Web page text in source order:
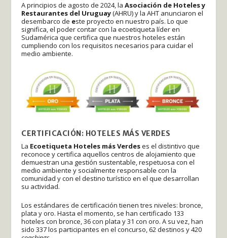
A principios de agosto de 2024, laAsociación de Hoteles y
Restaurantes del Uruguay(AHRU) y la AHT anunciaron el
desembarco de este proyecto en nuestro país. Lo que
significa, el poder contar con la ecoetiqueta líder en
Sudamérica que certifica que nuestros hoteles están
cumpliendo con los requisitos necesarios para cuidar el
medio ambiente.
CERTIFICACIÓN: HOTELES MÁS VERDES
La Ecoetiqueta Hoteles más Verdeses el distintivo que
reconoce y certifica aquellos centros de alojamiento que
demuestran una gestión sustentable, respetuosa con el
medio ambiente y socialmente responsable con la
comunidad y con el destino turístico en el que desarrollan
su actividad.
Los estándares de certificación tienen tres niveles: bronce,
plata y oro. Hasta el momento, se han certificado 133
hoteles con bronce, 36 con plata y 31 con oro. A su vez, han
sido 337 los participantes en el concurso, 62 destinos y 420